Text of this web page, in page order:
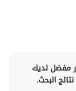
مفضل لديك
البحث.